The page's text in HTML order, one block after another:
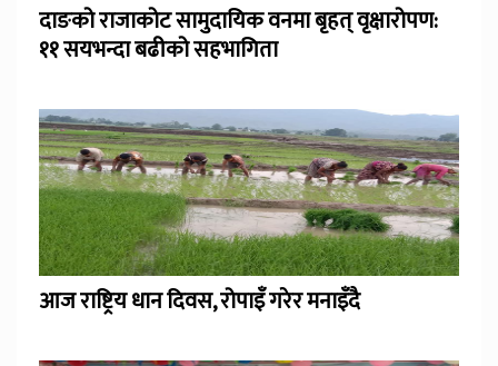
दाङको राजाकोट सामुदायिक वनमा बृहत् वृक्षारोपण:
११ सयभन्दा बढीको सहभागिता
आज राष्ट्रिय धान दिवस, रोपाइँ गरेर मनाइँदै